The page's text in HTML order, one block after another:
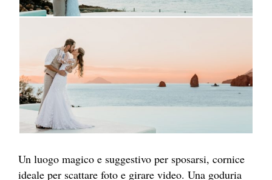
Un luogo magico e suggestivo per sposarsi, cornice
ideale per scattare foto e girare video. Una goduria